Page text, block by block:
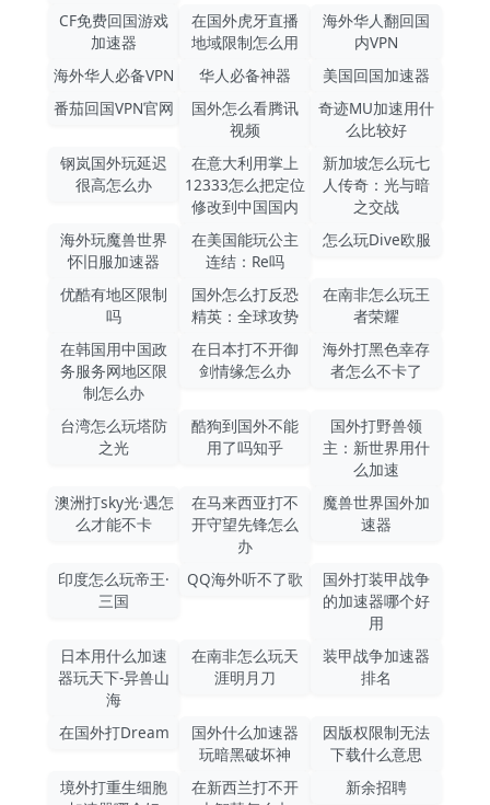
CF免费回国游戏
加速器
在国外虎牙直播
地域限制怎么用
海外华人翻回国
内VPN
海外华人必备VPN
华人必备神器
美国回国加速器
番茄回国VPN官网
国外怎么看腾讯
视频
奇迹MU加速用什
么比较好
钢岚国外玩延迟
很高怎么办
在意大利用掌上
12333怎么把定位
修改到中国国内
新加坡怎么玩七
人传奇：光与暗
之交战
海外玩魔兽世界
怀旧服加速器
在美国能玩公主
连结：Re吗
怎么玩Dive欧服
优酷有地区限制
吗
国外怎么打反恐
精英：全球攻势
在南非怎么玩王
者荣耀
在韩国用中国政
务服务网地区限
制怎么办
在日本打不开御
剑情缘怎么办
海外打黑色幸存
者怎么不卡了
台湾怎么玩塔防
之光
酷狗到国外不能
用了吗知乎
国外打野兽领
主：新世界用什
么加速
澳洲打sky光·遇怎
么才能不卡
在马来西亚打不
开守望先锋怎么
办
魔兽世界国外加
速器
印度怎么玩帝王·
三国
QQ海外听不了歌
国外打装甲战争
的加速器哪个好
用
日本用什么加速
器玩天下-异兽山
海
在南非怎么玩天
涯明月刀
装甲战争加速器
排名
在国外打Dream
国外什么加速器
玩暗黑破坏神
因版权限制无法
下载什么意思
境外打重生细胞
在新西兰打不开
新余招聘